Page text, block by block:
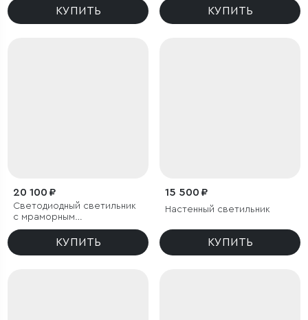
КУПИТЬ КУПИТЬ
20 100 ₽
Светодиодный светильник
с мраморным
рассеивателем
КУПИТЬ
15 500 ₽
Настенный светильник
КУПИТЬ